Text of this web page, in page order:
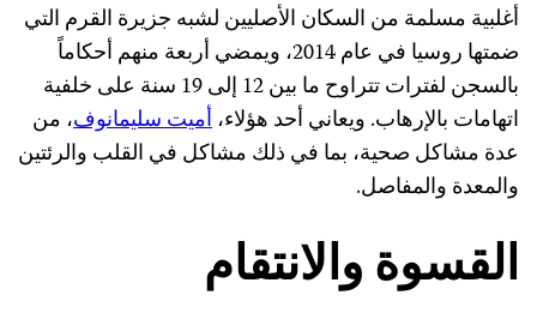
أغلبية مسلمة من السكان الأصليين لشبه جزيرة القرم التي
ضمتها روسيا في عام 2014، ويمضي أربعة منهم أحكاماً
بالسجن لفترات تتراوح ما بين 12 إلى 19 سنة على خلفية
اتهامات بالإرهاب. ويعاني أحد هؤلاء، أميت سليمانوف، من
عدة مشاكل صحية، بما في ذلك مشاكل في القلب والرئتين
والمعدة والمفاصل.
القسوة والانتقام